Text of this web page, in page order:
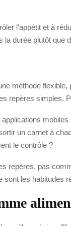
l’appétit et à
durée plutôt
méthode
repères simples.
mobiles
un carnet à
le contrôle ?
repères, pas
sont les habitudes